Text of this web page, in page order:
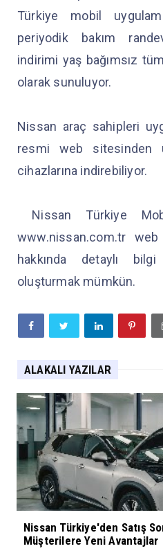
Türkiye mobil
periyodik bakım
indirimi yaş bağımsız
olarak sunuluyor.
Nissan araç sahipleri
resmi web sitesinden
cihazlarına indirebiliyor.
Nissan Türkiye
www.nissan.com.tr
hakkında detaylı
oluşturmak mümkün.
ALAKALI YAZILAR
Nissan Türkiye'den Satış
Müşterilere Yeni Avantajlar